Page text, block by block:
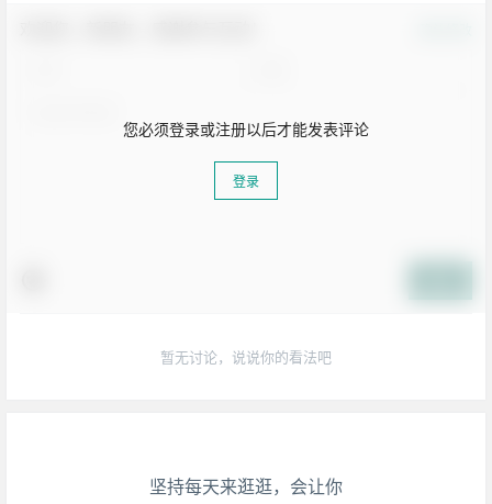
您必须登录或注册以后才能发表评论
登录
暂无讨论，说说你的看法吧
坚持每天来逛逛，会让你
腿也不痛了！